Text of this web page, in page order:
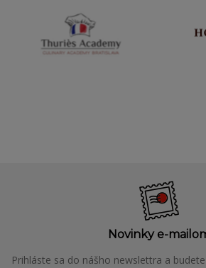
Novinky e-
Prihláste sa do nášho newslettra a